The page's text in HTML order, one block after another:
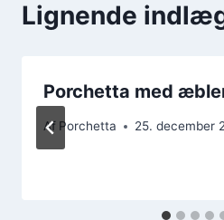
Lignende
Porchetta med
Af Porchetta 25. december